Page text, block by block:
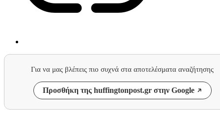
Για να μας βλέπεις πιο συχνά στα αποτελέσματα αναζήτησης
Προσθήκη της huffingtonpost.gr στην Google